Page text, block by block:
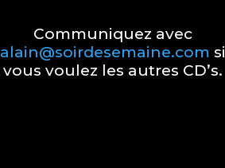
Communiquez avec
alain@soirdesemaine.com si
vous voulez les autres CD’s.